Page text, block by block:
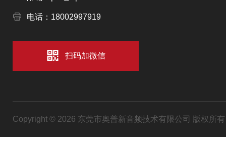
电话：18002997919
扫码加微信
Copyright © 2026 东莞市奥普新音频技术有限公司 版权所有